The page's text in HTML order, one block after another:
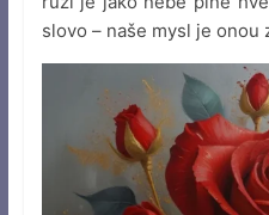
slovo – naše mysl je onou